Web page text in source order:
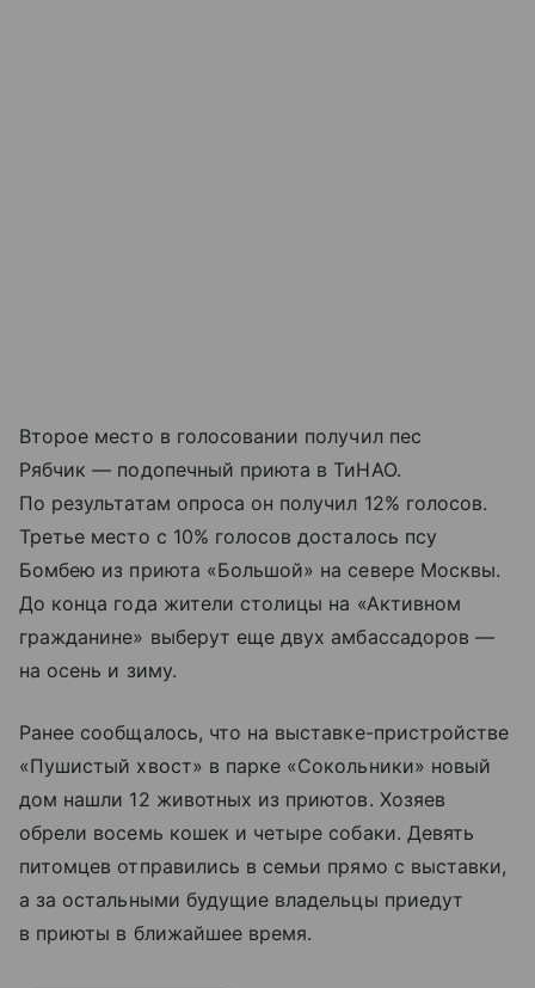
Второе место в голосовании получил пес
Рябчик — подопечный приюта в ТиНАО.
По результатам опроса он получил 12% голосов.
Третье место с 10% голосов досталось псу
Бомбею из приюта «Большой» на севере Москвы.
До конца года жители столицы на «Активном
гражданине» выберут еще двух амбассадоров —
на осень и зиму.
Ранее сообщалось, что на выставке-пристройстве
«Пушистый хвост» в парке «Сокольники» новый
дом нашли 12 животных из приютов. Хозяев
обрели восемь кошек и четыре собаки. Девять
питомцев отправились в семьи прямо с выставки,
а за остальными будущие владельцы приедут
в приюты в ближайшее время.